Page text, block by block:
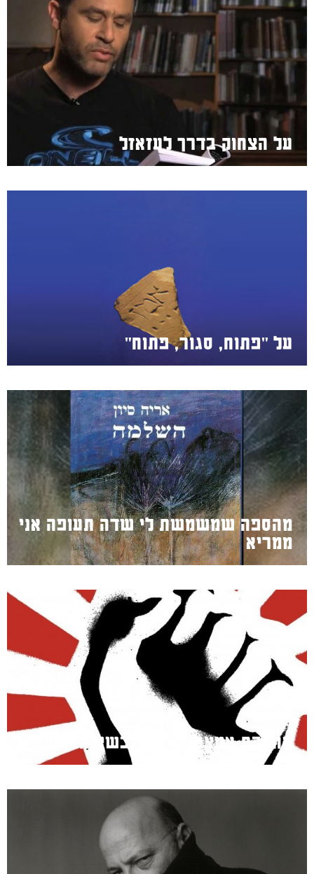
על הצחוק בדרך לעזאזל
על "פתוח, סגור, פתוח"
מהספה שמשמשת לי שדה תעופה אני
ממריא
מהפכת אמצעי הייצור בשירה העברית